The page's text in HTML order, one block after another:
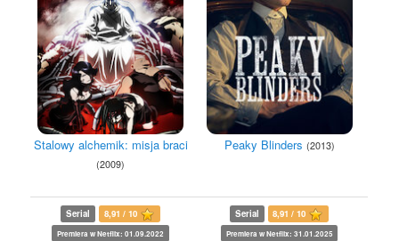
Stalowy alchemik: misja braci
(2009)
Peaky Blinders (2013)
Serial 8,91 / 10
Premiera w Netflix: 01.09.2022
Serial 8,91 / 10
Premiera w Netflix: 31.01.2025